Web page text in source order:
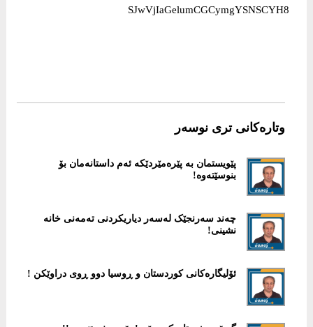
SJwVjIaGelumCGCymgYSNSCYH8
وتارەکانی تری نوسەر
پێویستمان بە پێرەمێردێکە ئەم داستانەمان بۆ
بنوسێتەوە!
چەند سەرنجێک لەسەر دیاریکردنی تەمەنی خانە
نشینی!
ئۆلیگارەکانی کوردستان و ڕوسیا دوو ڕوی دراوێکن !